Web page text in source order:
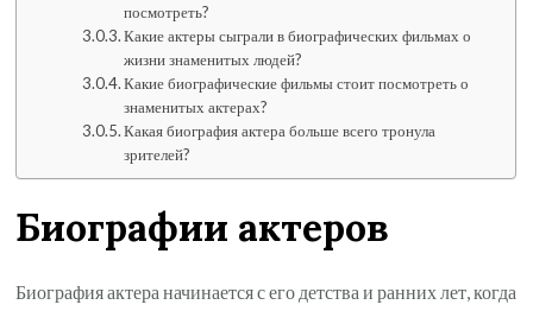
посмотреть?
Какие актеры сыграли в биографических фильмах о
жизни знаменитых людей?
Какие биографические фильмы стоит посмотреть о
знаменитых актерах?
Какая биография актера больше всего тронула
зрителей?
Биографии актеров
Биография актера начинается с его детства и ранних лет, когда